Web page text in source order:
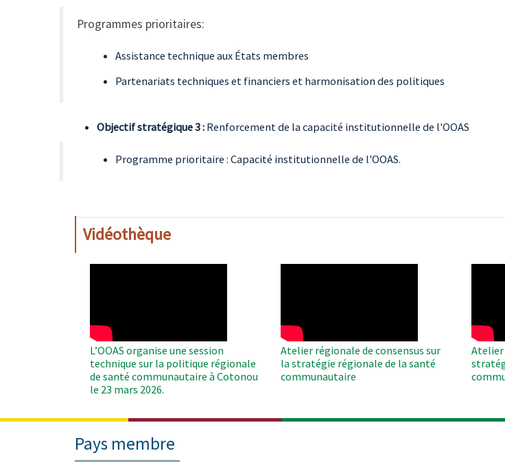
Programmes prioritaires:
Assistance technique aux États membres
Partenariats techniques et financiers et harmonisation des politiques
Objectif stratégique 3 : Renforcement de la capacité institutionnelle de l'OOAS
Programme prioritaire : Capacité institutionnelle de l'OOAS.
Vidéothèque
L’OOAS organise une session
technique sur la politique régionale
de santé communautaire à Cotonou
le 23 mars 2026.
Atelier régionale de consensus sur
la stratégie régionale de la santé
communautaire
Atelier
Pays membre